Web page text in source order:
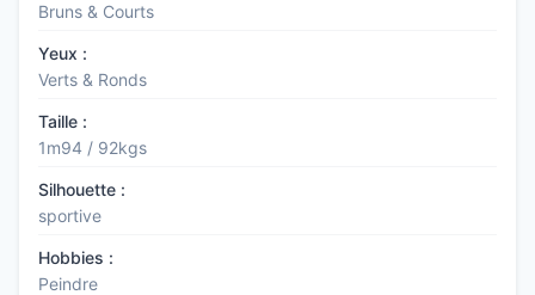
Bruns & Courts
Yeux :
Verts & Ronds
Taille :
1m94 / 92kgs
Silhouette :
sportive
Hobbies :
Peindre